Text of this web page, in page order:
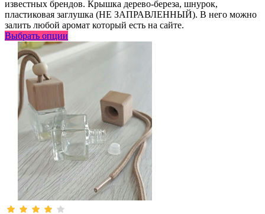
известных брендов. Крышка дерево-береза, шнурок,
пластиковая заглушка (НЕ ЗАПРАВЛЕННЫЙ). В него можно
залить любой аромат который есть на сайте.
Выбрать опции